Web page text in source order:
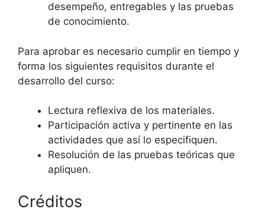
desempeño, entregables y las pruebas
de conocimiento.
Para aprobar es necesario cumplir en tiempo y
forma los siguientes requisitos durante el
desarrollo del curso:
Lectura reflexiva de los materiales.
Participación activa y pertinente en las
actividades que así lo especifiquen.
Resolución de las pruebas teóricas que
apliquen.
Créditos